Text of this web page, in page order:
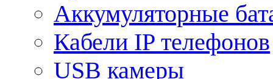
Аккумуляторные
Кабели IP телефонов
USB камеры